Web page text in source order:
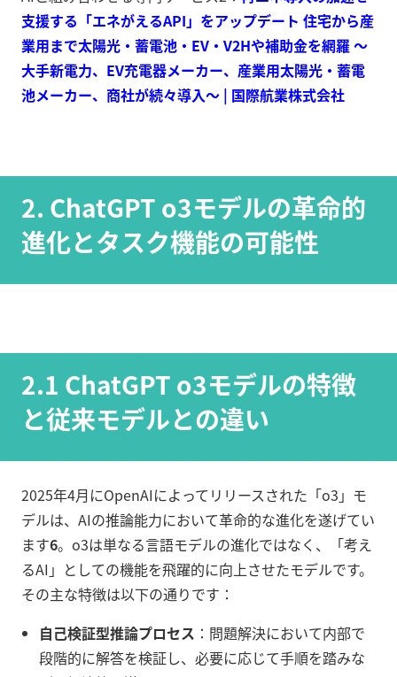
支援する「エネがえるAPI」をアップデート 住宅から産
業用まで太陽光・蓄電池・EV・V2Hや補助金を網羅 ～
大手新電力、EV充電器メーカー、産業用太陽光・蓄電
池メーカー、商社が続々導入～ | 国際航業株式会社
2. ChatGPT o3モデルの革命的
進化とタスク機能の可能性
2.1 ChatGPT o3モデルの特徴
と従来モデルとの違い
2025年4月にOpenAIによってリリースされた「o3」モ
デルは、AIの推論能力において革命的な進化を遂げてい
ます6。o3は単なる言語モデルの進化ではなく、「考え
るAI」としての機能を飛躍的に向上させたモデルです。
その主な特徴は以下の通りです：
自己検証型推論プロセス ：問題解決において内部で
段階的に解答を検証し、必要に応じて手順を踏みな